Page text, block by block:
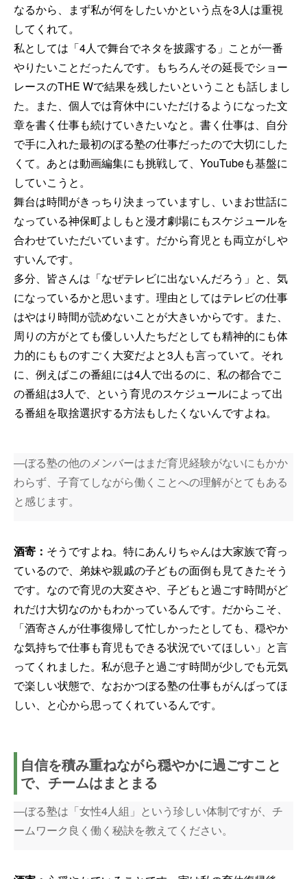
なるから、まず私が何をしたいかという点を3人は重視
してくれて。
私としては「4人で舞台でネタを披露する」ことが一番
やりたいことだったんです。もちろんその延長でショー
レースのTHE Wで結果を残したいということも話しまし
た。また、個人では育休中にいただけるようになった文
章を書く仕事も続けていきたいなと。書く仕事は、自分
で手に入れた最初のぼる塾の仕事だったので大切にした
くて。あとは動画編集にも挑戦して、YouTubeも基盤に
していこうと。
舞台は時間がきっちり決まっていますし、いまお世話に
なっている神保町よしもと漫才劇場にもスケジュールを
合わせていただいています。だから育児とも両立がしや
すいんです。
多分、皆さんは「なぜテレビに出ないんだろう」と、気
になっているかと思います。理由としてはテレビの仕事
はやはり時間が読めないことが大きいからです。また、
周りの方がとても優しい人たちだとしても精神的にも体
力的にもものすごく大変だよと3人も言っていて。それ
に、例えばこの番組には4人で出るのに、私の都合でこ
の番組は3人で、という育児のスケジュールによって出
る番組を取捨選択する方法もしたくないんですよね。
―ぼる塾の他のメンバーはまだ育児経験がないにもかか
わらず、子育てしながら働くことへの理解がとてもある
と感じます。
酒寄： そうですよね。特にあんりちゃんは大家族で育っ
ているので、弟妹や親戚の子どもの面倒も見てきたそう
です。なので育児の大変さや、子どもと過ごす時間がど
れだけ大切なのかもわかっているんです。だからこそ、
「酒寄さんが仕事復帰して忙しかったとしても、穏やか
な気持ちで仕事も育児もできる状況でいてほしい」と言
ってくれました。私が息子と過ごす時間が少しでも元気
で楽しい状態で、なおかつぼる塾の仕事もがんばってほ
しい、と心から思ってくれているんです。
自信を積み重ねながら穏やかに過ごすこと
で、チームはまとまる
―ぼる塾は「女性4人組」という珍しい体制ですが、チ
ームワーク良く働く秘訣を教えてください。